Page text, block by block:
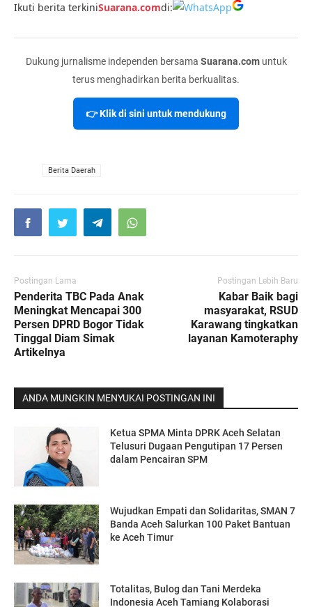
Ikuti berita terkiniSuarana.comdi:
Dukung jurnalisme independen bersama Suarana.comuntuk
terus menghadirkan berita berkualitas.
👉 Klik di sini untuk mendukung
Berita Daerah
Postingan Lama
Penderita TBC Pada Anak
Meningkat Mencapai 300
Persen DPRD Bogor Tidak
Tinggal Diam Simak
Artikelnya
Postingan Lebih Baru
Kabar Baik bagi
masyarakat, RSUD
Karawang tingkatkan
layanan Kamoteraphy
ANDA MUNGKIN MENYUKAI POSTINGAN INI
Ketua SPMA Minta DPRK Aceh Selatan
Telusuri Dugaan Pengutipan 17 Persen
dalam Pencairan SPM
Wujudkan Empati dan Solidaritas, SMAN 7
Banda Aceh Salurkan 100 Paket Bantuan
ke Aceh Timur
Totalitas, Bulog dan Tani Merdeka
Indonesia Aceh Tamiang Kolaborasi